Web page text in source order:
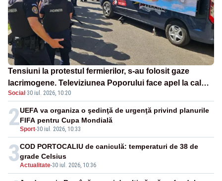
Tensiuni la protestul fermierilor, s-au folosit gaze
lacrimogene. Televiziunea Poporului face apel la calm
– LIVE TEXT
Social ·30 iul. 2026, 10:20
2Sport-30 iul. 2026, 10:33
UEFA va organiza o şedinţă de urgenţă privind planurile
FIFA pentru Cupa Mondială
3Actualitate-30 iul. 2026, 10:36
COD PORTOCALIU de caniculă: temperaturi de 38 de
grade Celsius